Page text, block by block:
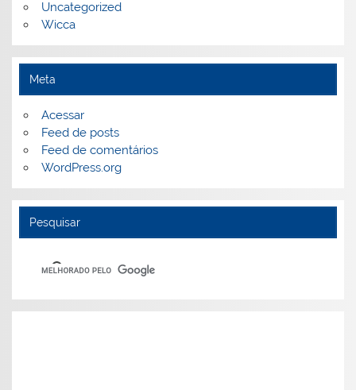
Uncategorized
Wicca
Meta
Acessar
Feed de posts
Feed de comentários
WordPress.org
Pesquisar